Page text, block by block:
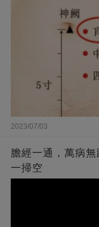
2023/07/03
膽經一通，萬病
一掃空